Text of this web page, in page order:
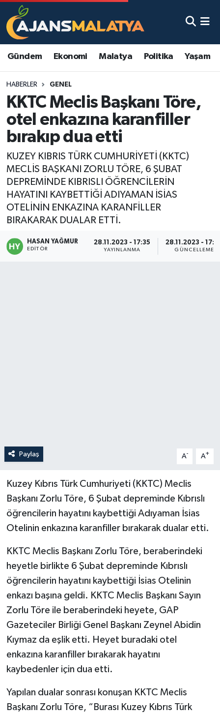
Gündem Ekonomi Malatya Politika Yaşam
HABERLER GENEL
KKTC Meclis Başkanı Töre,
otel enkazına karanfiller
bırakıp dua etti
KUZEY KIBRIS TÜRK CUMHURİYETİ (KKTC)
MECLİS BAŞKANI ZORLU TÖRE, 6 ŞUBAT
DEPREMİNDE KIBRISLI ÖĞRENCİLERİN
HAYATINI KAYBETTİĞİ ADIYAMAN İSİAS
OTELİNİN ENKAZINA KARANFİLLER
BIRAKARAK DUALAR ETTİ.
HASAN YAĞMUR
EDITÖR
28.11.2023 - 17:35
YAYINLANMA
28.11.2023 -
GÜNCELLEME
Paylaş A- A+
Kuzey Kıbrıs Türk Cumhuriyeti (KKTC) Meclis
Başkanı Zorlu Töre, 6 Şubat depreminde Kıbrıslı
öğrencilerin hayatını kaybettiği Adıyaman İsias
Otelinin enkazına karanfiller bırakarak dualar etti.
KKTC Meclis Başkanı Zorlu Töre, beraberindeki
heyetle birlikte 6 Şubat depreminde Kıbrıslı
öğrencilerin hayatını kaybettiği İsias Otelinin
enkazı başına geldi. KKTC Meclis Başkanı Sayın
Zorlu Töre ile beraberindeki heyete, GAP
Gazeteciler Birliği Genel Başkanı Zeynel Abidin
Kıymaz da eşlik etti. Heyet buradaki otel
enkazına karanfiller bırakarak hayatını
kaybedenler için dua etti.
Yapılan dualar sonrası konuşan KKTC Meclis
Başkanı Zorlu Töre, “Burası Kuzey Kıbrıs Türk
Asayiş
Eğitim
Ekonomi
Gündem
Kadın
Kültür & Sanat
Magazin
Politika
Malatya Nöbetçi Eczaneler
Malatya Namaz Vakitleri
Malatya Trafik Yoğunluk Haritası
TFF 3.Lig 2.Grup Puan Durumu ve Fikstür
Tüm Manşetler
Son Dakika Haberleri
Haber Arşivi